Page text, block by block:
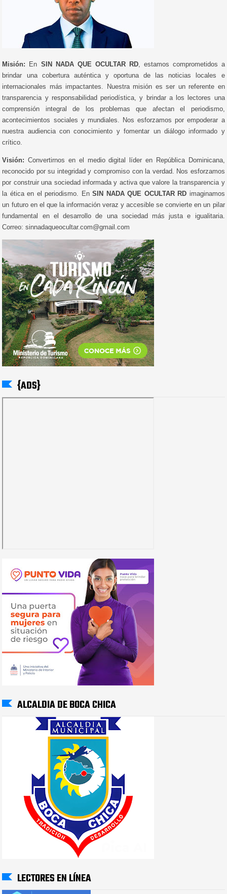
Misión: En SIN NADA QUE OCULTAR RD, estamos comprometidos a
brindar una cobertura auténtica y oportuna de las noticias locales e
internacionales más impactantes. Nuestra misión es ser un referente en
transparencia y responsabilidad periodística, y brindar a los lectores una
comprensión integral de los problemas que afectan el periodismo,
acontecimientos sociales y mundiales. Nos esforzamos por empoderar a
nuestra audiencia con conocimiento y fomentar un diálogo informado y
crítico.
Visión: Convertirnos en el medio digital líder en República Dominicana,
reconocido por su integridad y compromiso con la verdad. Nos esforzamos
por construir una sociedad informada y activa que valore la transparencia y
la ética en el periodismo. EnSIN NADA QUE OCULTAR RD imaginamos
un futuro en el que la información veraz y accesible se convierte en un pilar
fundamental en el desarrollo de una sociedad más justa e igualitaria.
Correo: sinnadaqueocultar.com@gmail.com
{ADS}
ALCALDIA DE BOCA CHICA
LECTORES EN LÍNEA